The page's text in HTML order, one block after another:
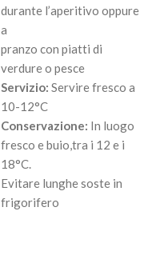
durante l’aperitivo oppure
a
pranzo con piatti di
verdure o pesce
Servizio: Servire fresco a
10-12°C
Conservazione: In luogo
fresco e buio,tra i 12 e i
18°C.
Evitare lunghe soste in
frigorifero